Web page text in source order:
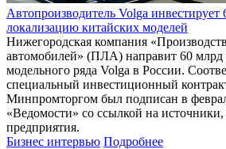
Автопроизводитель Volga инвестирует
локализацию китайских моделей
Нижегородская компания
автомобилей» (ПЛА) направит 60 млрд
модельного ряда Volga в России.
специальный инвестиционный
Минпромторгом был подписан в
«Ведомости» со ссылкой на
предприятия.
Бизнес интервью Подробнее